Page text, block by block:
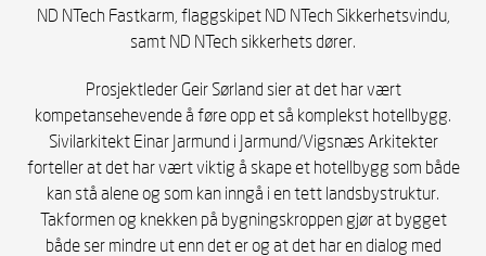
ND NTech Fastkarm, flaggskipet ND NTech Sikkerhetsvindu,
samt ND NTech sikkerhets dører.
Prosjektleder Geir Sørland sier at det har vært
kompetansehevende å føre opp et så komplekst hotellbygg.
Sivilarkitekt Einar Jarmund i Jarmund/Vigsnæs Arkitekter
forteller at det har vært viktig å skape et hotellbygg som både
kan stå alene og som kan inngå i en tett landsbystruktur.
Takformen og knekken på bygningskroppen gjør at bygget
både ser mindre ut enn det er og at det har en dialog med